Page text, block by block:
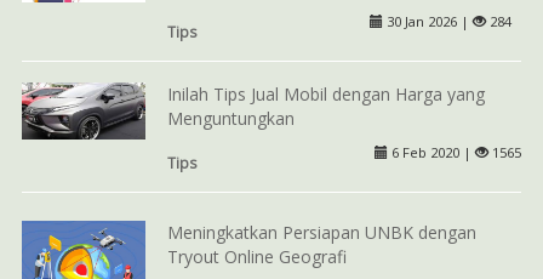
Tips
30 Jan 2026 | 284
Inilah Tips Jual Mobil dengan Harga yang
Menguntungkan
Tips
6 Feb 2020 | 1565
Meningkatkan Persiapan UNBK dengan
Tryout Online Geografi